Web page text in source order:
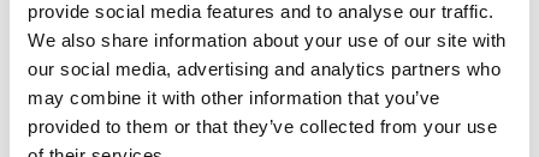
provide social media features and to analyse our traffic.
We also share information about your use of our site with
our social media, advertising and analytics partners who
may combine it with other information that you’ve
provided to them or that they’ve collected from your use
€365,00 €463,27 HT €418,00 €528,73 HT
Afficher le produit